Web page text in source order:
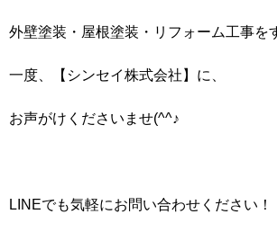
外壁塗装・屋根塗装・リフォーム工事を
一度、【シンセイ株式会社】に、
お声がけくださいませ(^^♪
LINEでも気軽にお問い合わせください！